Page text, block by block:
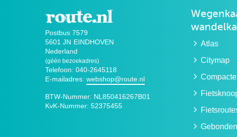
Postbus 7579
5601 JN EINDHOVEN
Nederland
(géén bezoekadres)
Telefoon: 040-2645118
E-mailadres: webshop@route.nl
BTW-Nummer: NL850416267B01
KvK-Nummer: 52375455
Atlas
Citymap
Gebonden